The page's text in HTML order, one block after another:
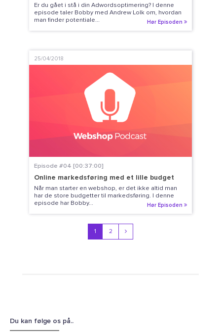
Er du gået i stå i din Adwordsoptimering? I denne
episode taler Bobby med Andrew Lolk om, hvordan
man finder potentiale...
Hør Episoden
25/04/2018
Episode #04 [00:37:00]
Online markedsføring med et lille budget
Når man starter en webshop, er det ikke altid man
har de store budgetter til markedsføring. I denne
episode har Bobby...
Hør Episoden
1 2
Du kan følge os på..